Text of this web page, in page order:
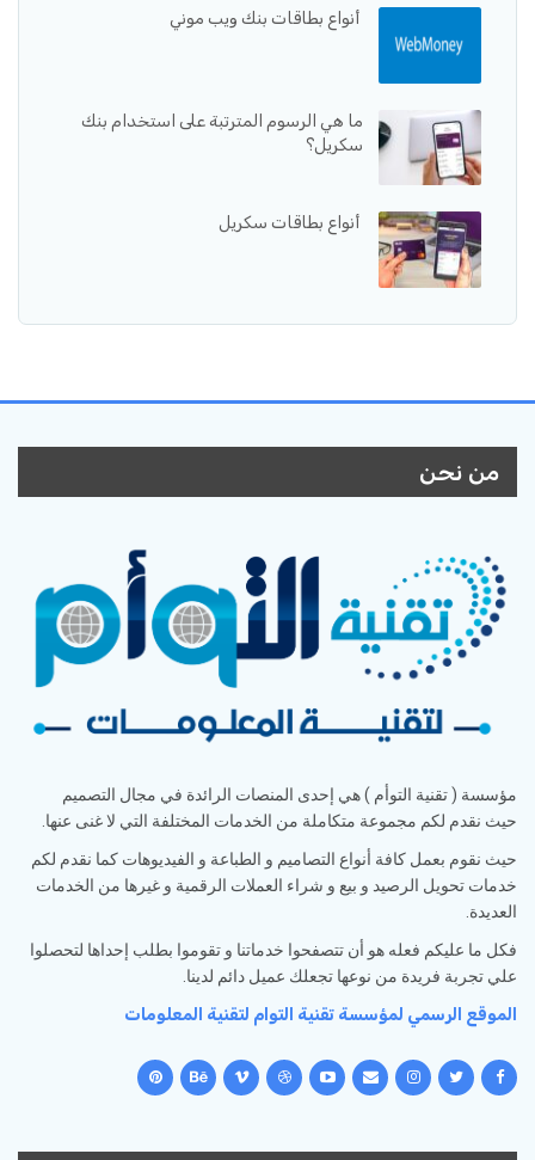
أنواع بطاقات بنك ويب موني
ما هي الرسوم المترتبة على استخدام بنك
سكريل؟
أنواع بطاقات سكريل
من نحن
مؤسسة ( تقنية التوأم ) هي إحدى المنصات الرائدة في مجال التصميم
حيث نقدم لكم مجموعة متكاملة من الخدمات المختلفة التي لا غنى عنها.
حيث نقوم بعمل كافة أنواع التصاميم و الطباعة و الفيديوهات كما نقدم لكم
خدمات تحويل الرصيد و بيع و شراء العملات الرقمية و غيرها من الخدمات
العديدة.
فكل ما عليكم فعله هو أن تتصفحوا خدماتنا و تقوموا بطلب إحداها لتحصلوا
علي تجربة فريدة من نوعها تجعلك عميل دائم لدينا.
الموقع الرسمي لمؤسسة تقنية التوام لتقنية المعلومات